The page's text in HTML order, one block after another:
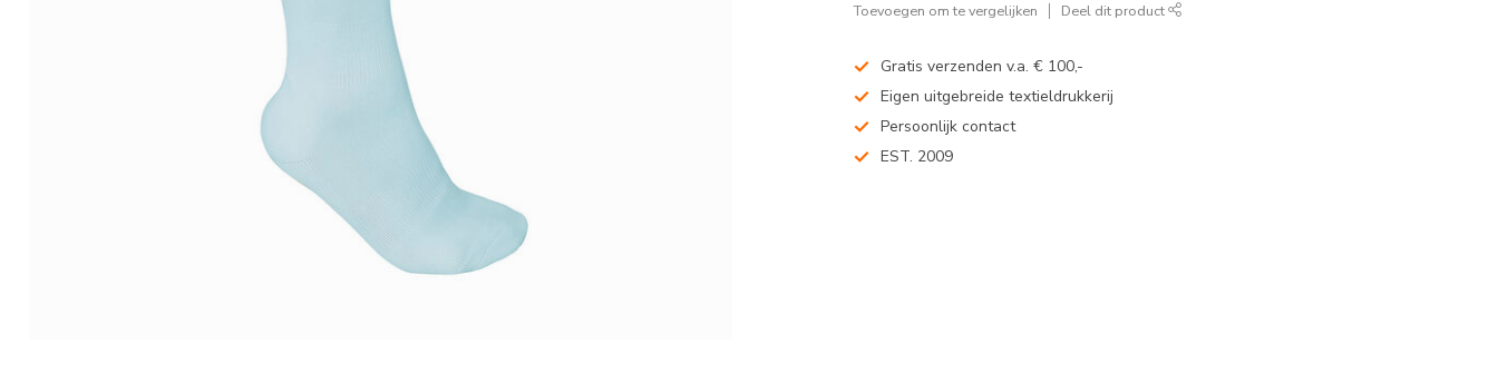
Toevoegen om te vergelijken Deel dit product
Gratis verzenden v.a. € 100,-
Eigen uitgebreide textieldrukkerij
Persoonlijk contact
EST. 2009